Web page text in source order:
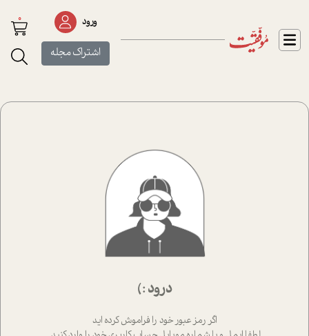
ورود
اشتراک مجله
0
درود :)
اگر رمز عبور خود را فراموش کرده اید